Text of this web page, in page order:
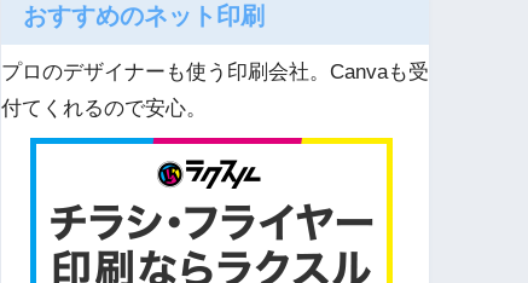
おすすめのネット印刷
プロのデザイナーも使う印刷会社。Canvaも受
付てくれるので安心。